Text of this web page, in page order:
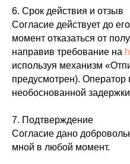
6. Срок действия и отзыв
Согласие действует до
момент отказаться от
направив требование на
используя механизм
предусмотрен). Оператор
необоснованной
7. Подтверждение
Согласие дано
мной в любой момент.